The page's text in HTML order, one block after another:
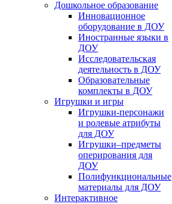
Дошкольное образование
Инновационное
оборудование в ДОУ
Иностранные языки в
ДОУ
Исследовательская
деятельность в ДОУ
Образовательные
комплекты в ДОУ
Игрушки и игры
Игрушки-персонажи
и ролевые атрибуты
для ДОУ
Игрушки–предметы
оперирования для
ДОУ
Полифункциональные
материалы для ДОУ
Интерактивное